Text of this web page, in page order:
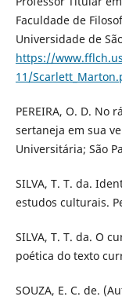
Faculdade de
Universidade de
https://
11/
PEREIRA, O. D. No
sertaneja em sua
Universitária; São
SILVA, T. T. da.
estudos culturais.
SILVA, T. T. da. O
poética do texto
SOUZA, E. C. de.